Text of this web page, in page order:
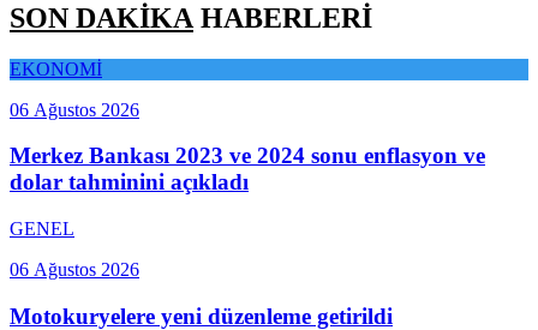
SON DAKİKA HABERLERİ
EKONOMİ
06 Ağustos 2026
Merkez Bankası 2023 ve 2024 sonu enflasyon ve
dolar tahminini açıkladı
GENEL
06 Ağustos 2026
Motokuryelere yeni düzenleme getirildi